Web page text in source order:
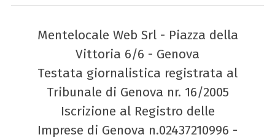
Mentelocale Web Srl - Piazza della
Vittoria 6/6 - Genova
Testata giornalistica registrata al
Tribunale di Genova nr. 16/2005
Iscrizione al Registro delle
Imprese di Genova n.02437210996 -